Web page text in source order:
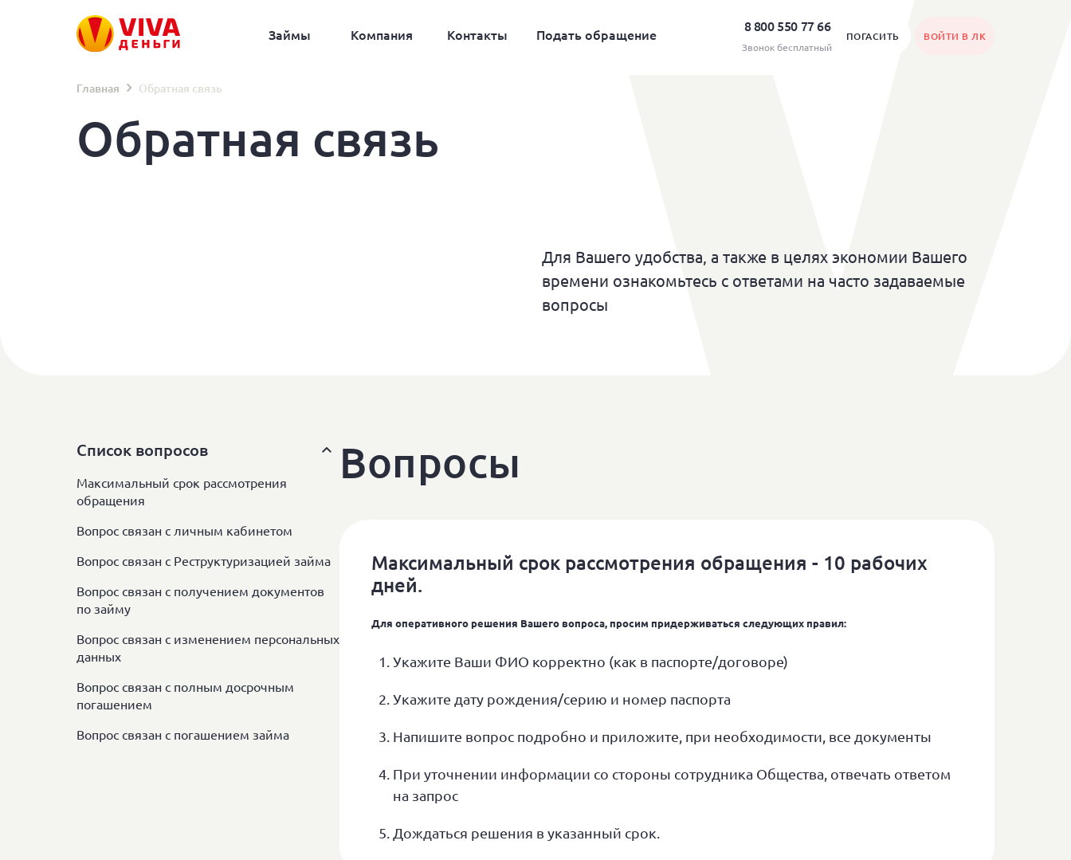
ПОГАСИТЬ ВОЙТИ В ЛК
8 800 550 77 66
Звонок бесплатный
Займы Компания Контакты Подать обращение
Главная Обратная связь
Обратная связь
Для Вашего удобства, а также в целях экономии Вашего
времени ознакомьтесь с ответами на часто задаваемые
вопросы
Список вопросов
Максимальный срок рассмотрения
обращения
Вопрос связан с личным кабинетом
Вопрос связан с Реструктуризацией займа
Вопрос связан с получением документов
по займу
Вопрос связан с изменением персональных
данных
Вопрос связан с полным досрочным
погашением
Вопрос связан с погашением займа
Вопросы
Максимальный срок рассмотрения обращения - 10 рабочих
дней.
Для оперативного решения Вашего вопроса, просим придерживаться следующих правил:
Укажите Ваши ФИО корректно (как в паспорте/договоре)
Укажите дату рождения/серию и номер паспорта
Напишите вопрос подробно и приложите, при необходимости, все документы
При уточнении информации со стороны сотрудника Общества, отвечать ответом
на запрос
Дождаться решения в указанный срок.